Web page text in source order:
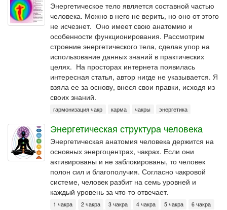
Энергетическое тело является составной частью
человека. Можно в него не верить, но оно от этого
не исчезнет. Оно имеет свою анатомию и
особенности функционирования. Рассмотрим
строение энергетического тела, сделав упор на
использование данных знаний в практических
целях. На просторах интернета появилась
интересная статья, автор нигде не указывается. Я
взяла ее за основу, внеся свои правки, исходя из
своих знаний.
гармонизация чакр карма чакры энергетика
Энергетическая структура человека
Энергетическая анатомия человека держится на
основных энергоцентрах, чакрах. Если они
активированы и не заблокированы, то человек
полон сил и благополучия. Согласно чакровой
системе, человек разбит на семь уровней и
каждый уровень за что-то отвечает.
1 чакра 2 чакра 3 чакра 4 чакра 5 чакра
6 чакра